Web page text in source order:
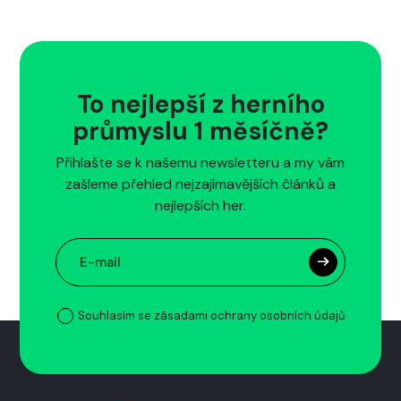
To nejlepší z herního
průmyslu 1 měsíčně?
Přihlašte se k našemu newsletteru a my vám
zašleme přehled nejzajímavějších článků a
nejlepších her.
Souhlasím se zásadami ochrany osobních údajů